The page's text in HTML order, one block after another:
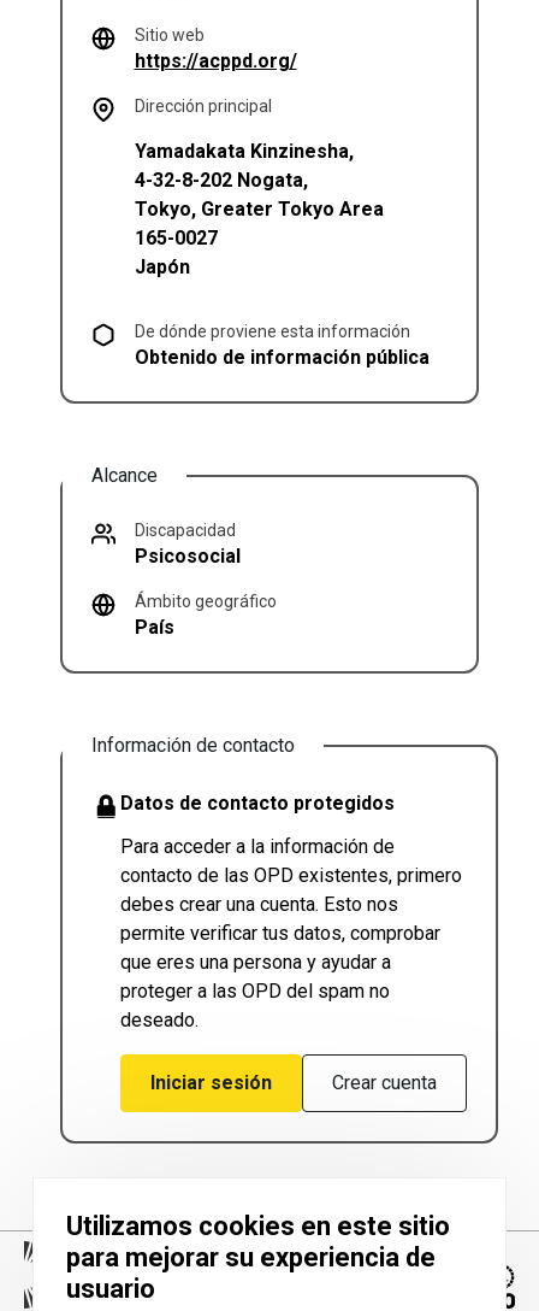
Sitio web
https://acppd.org/(se abre en una pestaña
Dirección principal
Yamadakata Kinzinesha,
4-32-8-202 Nogata,
Tokyo, Greater Tokyo Area
165-0027
Japón
De dónde proviene esta información
Obtenido de información pública
Alcance
Discapacidad
Psicosocial
Ámbito geográfico
País
Información de contacto
Datos de contacto protegidos
Para acceder a la información de
contacto de las OPD existentes, primero
debes crear una cuenta. Esto nos
permite verificar tus datos, comprobar
que eres una persona y ayudar a
proteger a las OPD del spam no
deseado.
Iniciar sesión Crear cuenta
Utilizamos cookies en este sitio
para mejorar su experiencia de
usuario